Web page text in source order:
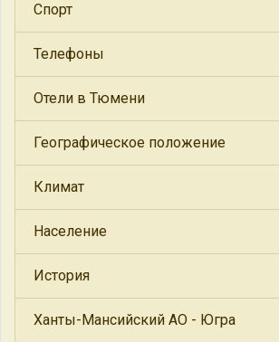
Спорт
Телефоны
Отели в Тюмени
Географическое положение
Климат
Население
История
Ханты-Мансийский АО - Югра